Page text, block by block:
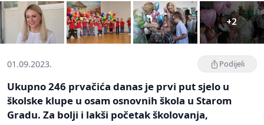
+2
01.09.2023. Podijeli
Ukupno 246 prvačića danas je prvi put sjelo u
školske klupe u osam osnovnih škola u Starom
Gradu. Za bolji i lakši početak školovanja,